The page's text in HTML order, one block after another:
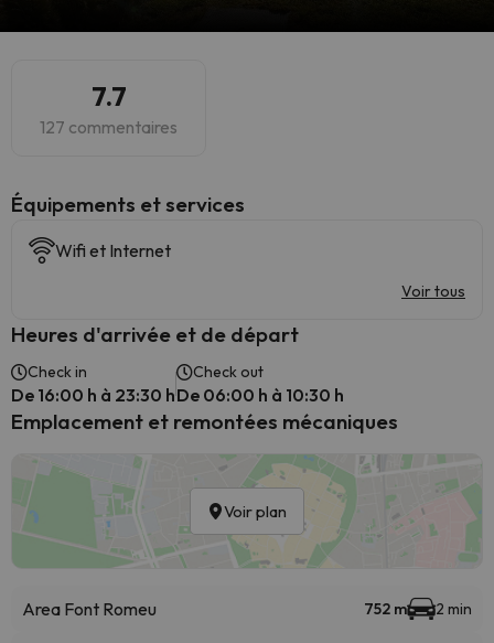
7.7
127 commentaires
​Équipements et services
Wifi et Internet
Voir tous
Heures d'arrivée et de départ
Check in
De 16:00 h à 23:30 h
Check out
De 06:00 h à 10:30 h
Emplacement et remontées mécaniques
Voir plan
Area Font Romeu 752 m 2 min